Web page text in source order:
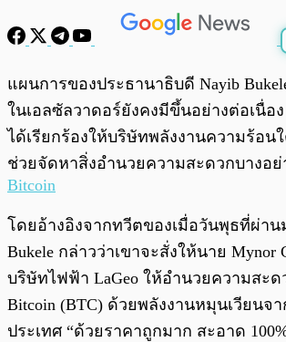
แผนการของประธานาธิบดี Nayib
ในเอลซัลวาดอร์ยังคงมีขึ้นอย่างต่อเนื่อ
ได้เรียกร้องให้บริษัทพลังงานความร้อน
ช่วยจัดหาสิ่งอำนวยความสะดวกบางอย่
Bitcoin
โดยอ้างอิงจากทวีตของเมื่อวันพุธที่ผ่า
Bukele กล่าวว่าเขาจะสั่งให้นาย Mynor
บริษัทไฟฟ้า LaGeo ให้อำนวยความสะ
Bitcoin (BTC) ด้วยพลังงานหมุนเวียนจ
ประเทศ “ด้วยราคาถูกมาก สะอาด